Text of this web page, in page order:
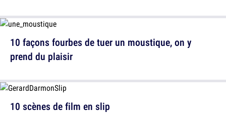
10 scènes de film en slip
10 façons fourbes de tuer un moustique, on y
prend du plaisir